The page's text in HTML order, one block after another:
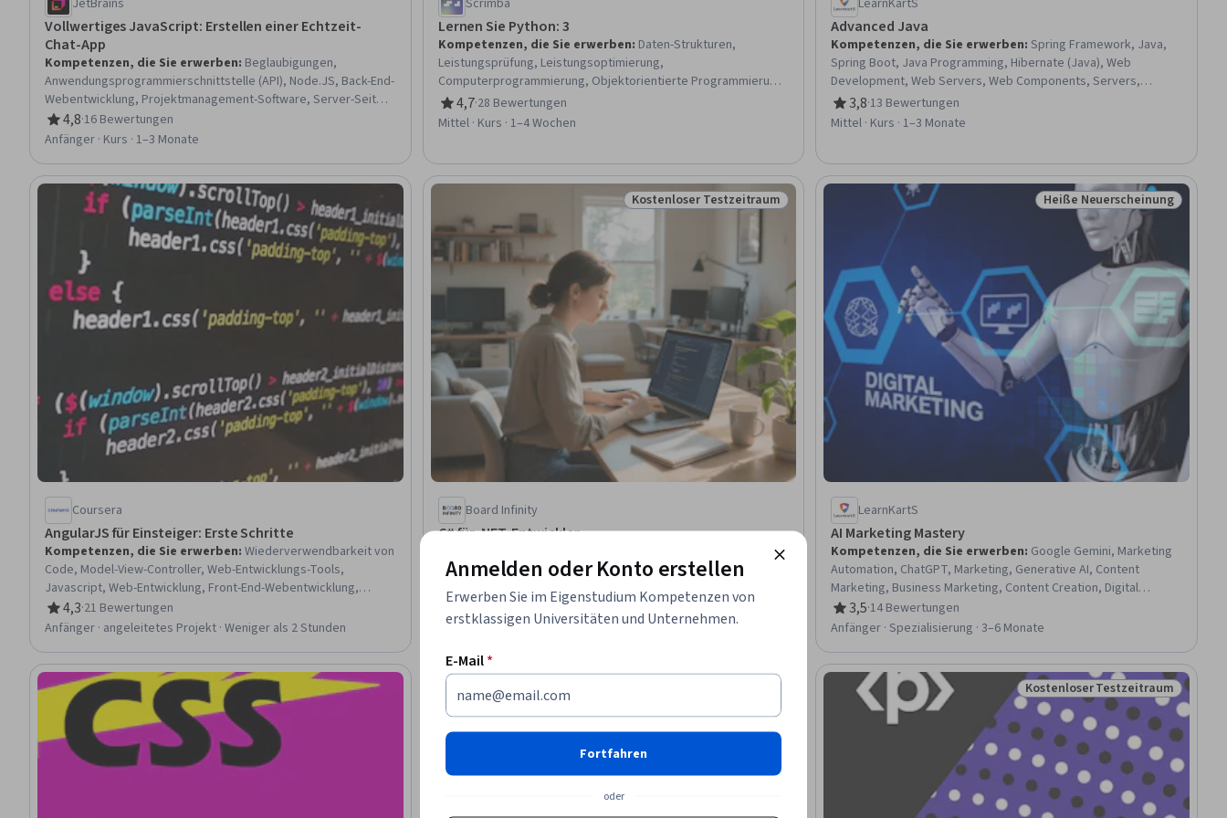
JetBrains
Vollwertiges JavaScript: Erstellen einer Echtzeit-
Chat-App
Kompetenzen, die Sie erwerben: Beglaubigungen,
Anwendungsprogrammierschnittstelle (API), Node.JS, Back-End-
Webentwicklung, Projektmanagement-Software, Server-Seite,
Web-Design und Entwicklung, React.js, Full-Stack Web-
Entwicklung, Frontend-Integration, Software-Entwicklung,
Webentwicklung, Web-Anwendungen, JavaScript-Frameworks,
Containerisierung, Anwendungsentwicklung, Bereitstellung von
Anwendungen
4,8
Bewertung, 4,8 von 5 Sternen
·16 Bewertungen
Anfänger · Kurs · 1–3 Monate
Scrimba
Lernen Sie Python: 3
Kompetenzen, die Sie erwerben: Daten-Strukturen,
Leistungsprüfung, Leistungsoptimierung,
Computerprogrammierung, Objektorientierte Programmierung
(OOP), Datei-E/A, Web-Entwicklungs-Tools, Python-
Programmierung, Web-Entwicklung, Software-Entwicklung,
4,7
Bewertung, 4,7 von 5 Sternen
·28 Bewertungen
Mittel · Kurs · 1–4 Wochen
LearnKartS
Advanced Java
Kompetenzen, die Sie erwerben:Spring Framework, Java,
Spring Boot, Java Programming, Hibernate (Java), Web
Development, Web Servers, Web Components, Servers,
Application Deployment, Databases
3,8
Bewertung, 3,8 von 5 Sternen
·13 Bewertungen
Mittel · Kurs · 1–3 Monate
Coursera
AngularJS für Einsteiger: Erste Schritte
Kompetenzen, die Sie erwerben: Wiederverwendbarkeit von
Code, Model-View-Controller, Web-Entwicklungs-Tools,
Javascript, Web-Entwicklung, Front-End-Webentwicklung,
JavaScript-Frameworks, Eckig, Entwicklungsumgebung,
Integrierte Entwicklungsumgebungen, Programm-Entwicklung
4,3
Bewertung, 4,3 von 5 Sternen
·21 Bewertungen
Anfänger · angeleitetes Projekt · Weniger als 2 Stunden
Status: Kostenloser Testzeitraum
Kostenloser Testzeitraum
Board Infinity
C# für .NET-Entwickler
C (Programmiersprache),
.NET-Rahmenwerk
4,1
Bewertung, 4,1 von 5 Sternen
·311 Bewertungen
Mittel · Kurs · 1–4 Wochen
Status: Heiße
Heiße Neuerscheinung
LearnKartS
AI Marketing Mastery
Kompetenzen, die Sie erwerben: Google Gemini, Marketing
Automation, ChatGPT, Marketing, Generative AI, Content
Marketing, Business Marketing, Content Creation, Digital
Content, Prompt Engineering, Branding, Social Media, Google
Ads, Search Engine Optimization, Digital Assets, Facebook,
Development
3,5
Bewertung, 3,5 von 5 Sternen
·14 Bewertungen
Anfänger · Spezialisierung · 3–6 Monate
Status: Kostenloser
Kostenloser Testzeitraum
Anmelden oder Konto erstellen
Erwerben Sie im Eigenstudium Kompetenzen von
erstklassigen Universitäten und Unternehmen.
E-Mail*
Fortfahren
oder